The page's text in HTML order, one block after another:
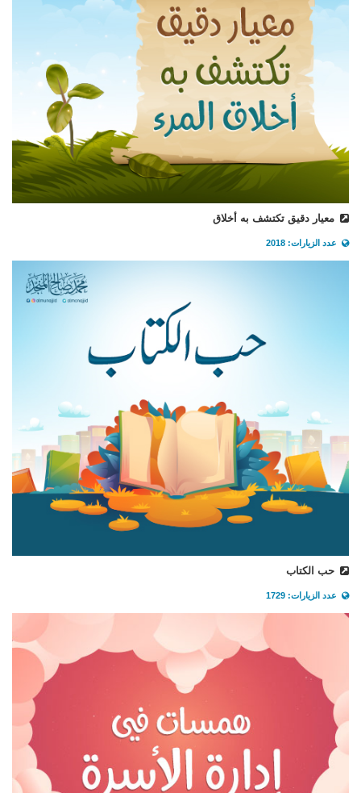
معيار دقيق تكتشف به أخلاق
عدد الزيارات: 2018
حب الكتاب
عدد الزيارات: 1729